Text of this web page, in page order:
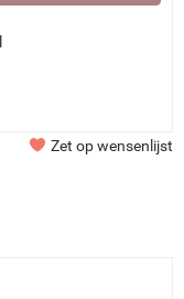
Zet op wensenlijst